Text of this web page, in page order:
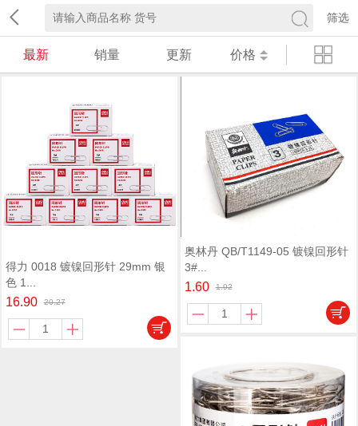
筛选
最新 销量 更新 价格
得力 0018 镀镍回形针 29mm 银
色 1...
16.90 20.27
奥林丹 QB/T1149-05 镀镍回形针
3#...
1.60 1.92